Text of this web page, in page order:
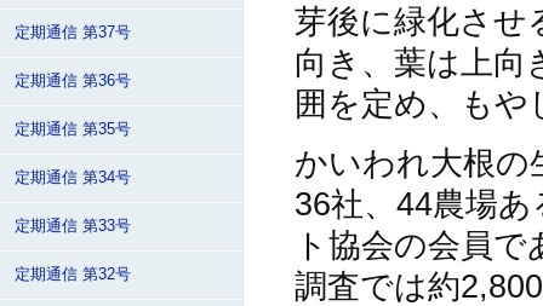
芽後に緑化させ
向き、葉は上向
囲を定め、も
かいわれ大根の
36社、44農場
ト協会の会員
調査では約
定期通信 第37号
定期通信 第36号
定期通信 第35号
定期通信 第34号
定期通信 第33号
定期通信 第32号